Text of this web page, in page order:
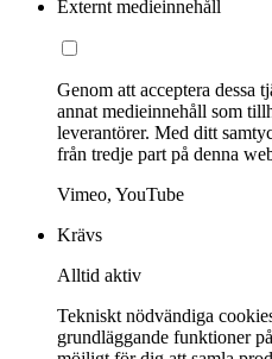
Externt medieinnehåll
Genom att acceptera dessa
annat medieinnehåll som
leverantörer. Med ditt
från tredje part på denna
Vimeo, YouTube
Krävs
Alltid aktiv
Tekniskt nödvändiga
grundläggande funktioner